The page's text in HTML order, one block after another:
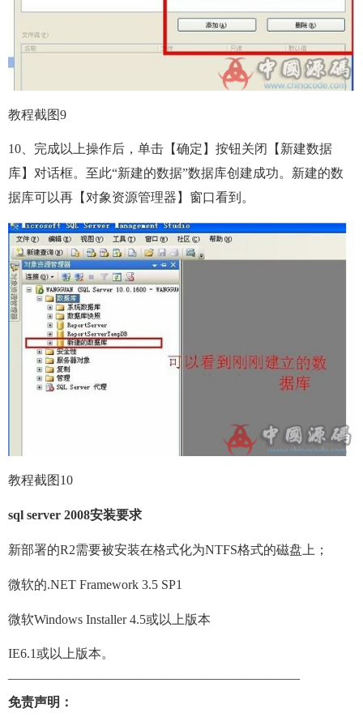
教程截图9
10、完成以上操作后，单击【确定】按钮关闭【新建数据
库】对话框。至此“新建的数据”数据库创建成功。新建的数
据库可以再【对象资源管理器】窗口看到。
教程截图10
sql server 2008安装要求
新部署的R2需要被安装在格式化为NTFS格式的磁盘上；
微软的.NET Framework 3.5 SP1
微软Windows Installer 4.5或以上版本
IE6.1或以上版本。
——————————————————————–
免责声明：